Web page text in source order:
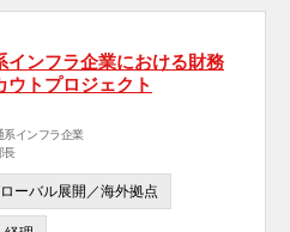
インフラ企業における財務
ウトプロジェクト
系インフラ企業
長
ーバル展開／海外拠点